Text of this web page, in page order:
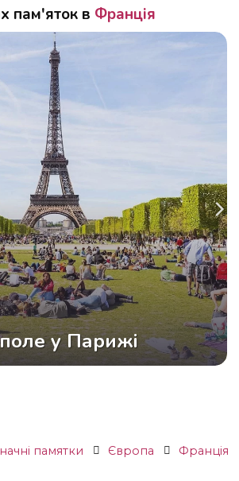
пам'яток в Франція
у ​​Парижі
памятки Європа
Франція